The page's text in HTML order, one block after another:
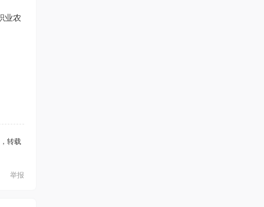
业农
转载
举报